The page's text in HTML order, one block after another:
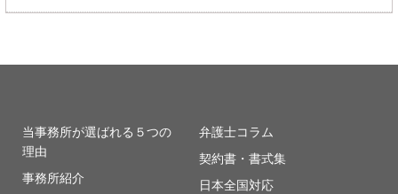
当事務所が選ばれる５つの
理由
事務所紹介
弁護士コラム
契約書・書式集
日本全国対応